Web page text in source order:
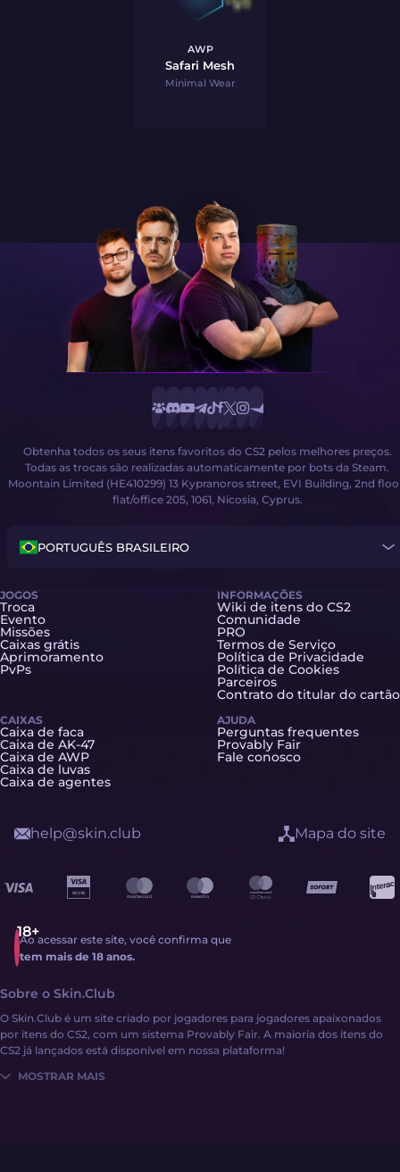
AWP
Safari Mesh
Minimal Wear
Obtenha todos os seus itens favoritos do CS2 pelos melhores preços.
Todas as trocas são realizadas automaticamente por bots da Steam.
Moontain Limited (HE410299) 13 Kypranoros street, EVI Building, 2nd
flat/office 205, 1061, Nicosia, Cyprus.
PORTUGUÊS BRASILEIRO
JOGOS
Troca
Evento
Missões
Caixas grátis
Aprimoramento
PvPs
CAIXAS
Caixa de faca
Caixa de AK-47
Caixa de AWP
Caixa de luvas
Caixa de agentes
INFORMAÇÕES
Wiki de itens do CS2
Comunidade
PRO
Termos de Serviço
Política de Privacidade
Política de Cookies
Parceiros
Contrato do titular do cartão
AJUDA
Perguntas frequentes
Provably Fair
Fale conosco
Ao acessar este site, você confirma que
tem mais de 18 anos.
help@skin.club Mapa do site
Sobre o Skin.Club
O Skin.Club é um site criado por jogadores para jogadores apaixonados
por itens do CS2, com um sistema Provably Fair. A maioria dos itens do
CS2 já lançados está disponível em nossa plataforma!
Obter itens do CS2 nunca foi tão fácil:
MOSTRAR MAIS